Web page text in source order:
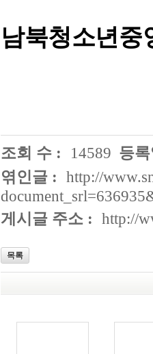
남북청소년중
조회 수 : 14589 등
엮인글 : http://
게시글 주소 : http://
목록